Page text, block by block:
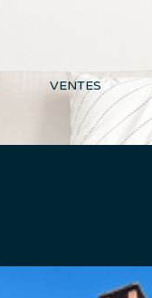
VENTES